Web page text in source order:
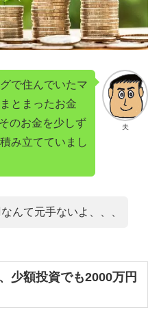
夫
で住んでいたマ
とまったお金
のお金を少しず
み立てていまし
んて元手ないよ、、、
少額投資でも2000万円